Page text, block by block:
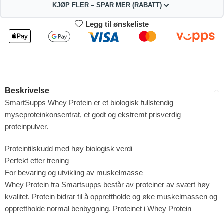
KJØP FLER – SPAR MER (RABATT)
2
279.18
kr
3-4
276.36
4%
Legg til ønskeliste
Beskrivelse
SmartSupps Whey Protein er et biologisk fullstendig
myseproteinkonsentrat, et godt og ekstremt prisverdig
proteinpulver.
Proteintilskudd med høy biologisk verdi
Perfekt etter trening
For bevaring og utvikling av muskelmasse
Whey Protein fra Smartsupps består av proteiner av svært høy
kvalitet. Protein bidrar til å opprettholde og øke muskelmassen og
opprettholde normal benbygning. Proteinet i Whey Protein